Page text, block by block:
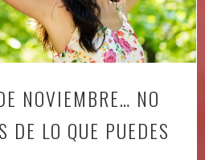
NOVIEMBRE… NO
DE LO QUE PUEDES